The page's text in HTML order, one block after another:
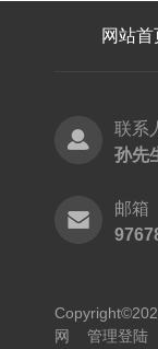
网站首
联系
孙先
邮箱
网
管理登陆